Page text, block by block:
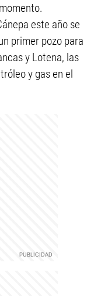
este año se
primer pozo para
y Lotena, las
y gas en el